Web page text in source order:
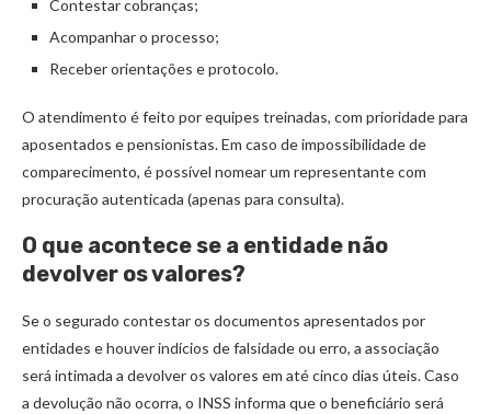
Contestar cobranças;
Acompanhar o processo;
Receber orientações e protocolo.
O atendimento é feito por equipes treinadas, com prioridade para
aposentados e pensionistas. Em caso de impossibilidade de
comparecimento, é possível nomear um representante com
procuração autenticada (apenas para consulta).
O que acontece se a entidade não
devolver os valores?
Se o segurado contestar os documentos apresentados por
entidades e houver indícios de falsidade ou erro, a associação
será intimada a devolver os valores em até cinco dias úteis. Caso
a devolução não ocorra, o INSS informa que o beneficiário será